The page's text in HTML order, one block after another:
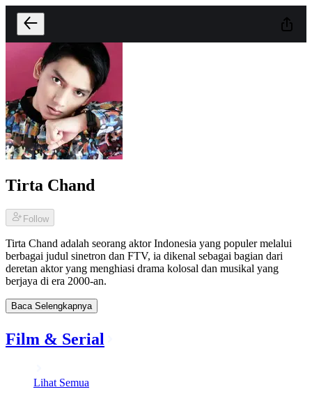
Tirta Chand
Follow
Tirta Chand adalah seorang aktor Indonesia yang populer melalui
berbagai judul sinetron dan FTV, ia dikenal sebagai bagian dari
deretan aktor yang menghiasi drama kolosal dan musikal yang
berjaya di era 2000-an.
Baca Selengkapnya
Film & Serial
Lihat Semua